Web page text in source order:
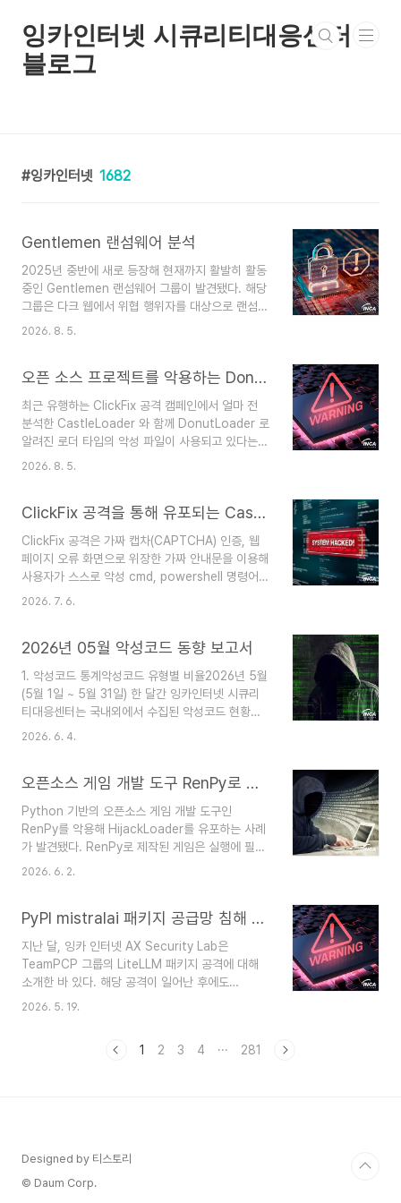
잉카인터넷 시큐리티대응센터
블로그
잉카인터넷 1682
Gentlemen 랜섬웨어 분석
2025년 중반에 새로 등장해 현재까지 활발히 활동
중인 Gentlemen 랜섬웨어 그룹이 발견됐다. 해당
그룹은 다크 웹에서 위협 행위자를 대상으로 랜섬웨
어 서비스와 플랫폼을 홍보하며 Windows, Linux
격에 성공한 피해자의 정보와 탈취한 데이터의 일부
취 전술을 사용하고 있다. Gentleme 랜섬웨어는
Go 언어 기반의 샘플로 Garble 난독화가 적용돼
분석을 어렵게 하며 샘플마다 실행에 필요한 고유의
패스워드를 가진다. 정확한 패스워드와 함께 랜섬웨
설정한 후 파일을 암호화한다. 암호화된 파..
2026. 8. 5.
오픈 소스 프로젝트를 악용하는 DonutLoader 분석
최근 유행하는 ClickFix 공격 캠페인에서 얼마 전
분석한 CastleLoader 와 함께 DonutLoader 로
알려진 로더 타입의 악성 파일이 사용되고 있다는
사실이 발견됐다.DonutLoader 는 Github 에 공
상으로 CLR 인젝션, 셸코드(Shellcode)를 통한
프로젝트를 작성했음을 명시하고 있으나 공격자는
이를 악용해 DonutLoader 라는 악성 파일을 탄
생시켰다.DonutLoader 는 Windows OS 의
AMSI(Antimalware Scan Interface),
2026. 8. 5.
ClickFix 공격을 통해 유포되는 CastleLoader 분석
ClickFix 공격은 가짜 캡차(CAPTCHA) 인증, 웹
페이지 오류 화면으로 위장한 가짜 안내문을 이용해
사용자가 스스로 악성 cmd, powershell 명령어를
실행하도록 유도하는 공격 기법이다. 최근 발견된
RAT 페이로드를 유포하는 정황이 발견됐다. 이번
름으로 진행된다. ClickFix 공격발견된 ClickFix 캠
페인은 Claude AI 로 위장한 도메인을 사용해 사용
자들을 유인한다. 사이트에 접속하면 사용자에게 로
봇이 아님을 증명하라는 가짜 CAPTCHA 안내문
해 난독화된 악성..
2026. 7. 6.
2026년 05월 악성코드 동향 보고서
1. 악성코드 통계악성코드 유형별 비율2026년 5월
(5월 1일 ~ 5월 31일) 한 달간 잉카인터넷 시큐리
티대응센터는 국내외에서 수집된 악성코드 현황을
조사하였으며, 유형별로 비교하였을 때 Trojan이
월(5월 1일 ~ 5월 31일) 한 달간 등장한 악성코드
C&C 서버 통신을 구현한 새로운 파이썬 기반의 백
도어 DEEP#DOOR가 등장했다. 또한, 소프트웨어
의 공식 사이트의 설치 파일에 QUIC RAT 악성코
드를 삽입해 유포하는 공급망 공격과 가짜 면접 플
JobStealer의 소식이 전해졌다. ..
2026. 6. 4.
오픈소스 게임 개발 도구 RenPy로 유포되는 HijackLoader
Python 기반의 오픈소스 게임 개발 도구인
RenPy를 악용해 HijackLoader를 유포하는 사례
가 발견됐다. RenPy로 제작된 게임은 실행에 필요
한 Python 코드와 리소스가 ZIP 파일 형태로 배포
스크립트를 삽입했다. 해당 스크립트는 먼저 샌드박
께 포함된 HijackLoader를 실행하는 역할을 수행
한다. HijackLoader는 모듈형 구조의 악성코드로
최종 페이로드 실행에 필요한 모듈을 복호화 및 로
드하는 방식으로 동작한다. 또한 DLL Stomping
2026. 6. 2.
PyPI mistralai 패키지 공급망 침해 분석
지난 달, 잉카 인터넷 AX Security Lab은
TeamPCP 그룹의 LiteLLM 패키지 공격에 대해
소개한 바 있다. 해당 공격이 일어난 후에도
TeamPCP의 공격은 사그라들지 않은 채 계속돼
공격은 PyPI mistralai 패키지의 2.4.6 버전이다.
의 이전 버전을 배포하며 격리 조치를 해제했다. 이
번 공격에 사용된 악성 패키지는 다음과 ..
2026. 5. 19.
1 2 3 4 ··· 281
Designed by 티스토리
© Daum Corp.